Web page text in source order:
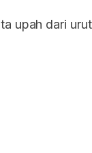
upah dari